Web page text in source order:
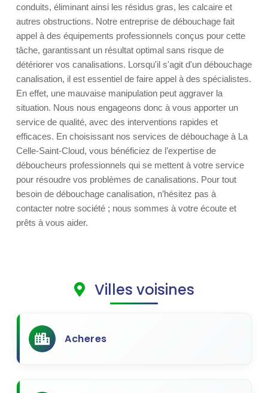
conduits, éliminant ainsi les résidus gras, les calcaire et
autres obstructions. Notre entreprise de débouchage fait
appel à des équipements professionnels conçus pour cette
tâche, garantissant un résultat optimal sans risque de
détériorer vos canalisations. Lorsqu'il s'agit d'un débouchage
canalisation, il est essentiel de faire appel à des spécialistes.
En effet, une mauvaise manipulation peut aggraver la
situation. Nous nous engageons donc à vous apporter un
service de qualité, avec des interventions rapides et
efficaces. En choisissant nos services de débouchage à La
Celle-Saint-Cloud, vous bénéficiez de l’expertise de
déboucheurs professionnels qui se mettent à votre service
pour résoudre vos problèmes de canalisations. Pour tout
besoin de débouchage canalisation, n’hésitez pas à
contacter notre société ; nous sommes à votre écoute et
prêts à vous aider.
Villes voisines
Acheres